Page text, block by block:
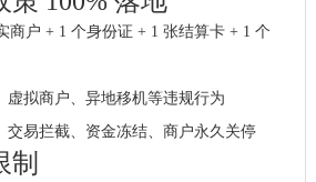
商户 + 1 个身份证 + 1 张结算卡 + 1 个
虚拟商户、异地移机等违规行为
交易拦截、资金冻结、商户永久关停
制